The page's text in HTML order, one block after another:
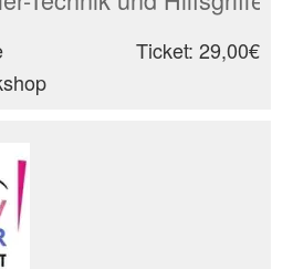
Ticket: 29,00€